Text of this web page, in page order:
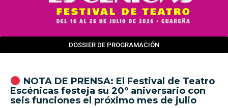
DOSSIER DE PROGRAMACIÓN
NOTA DE PRENSA: El Festival de Teatro
Escénicas festeja su 20º aniversario con
seis funciones el próximo mes de julio